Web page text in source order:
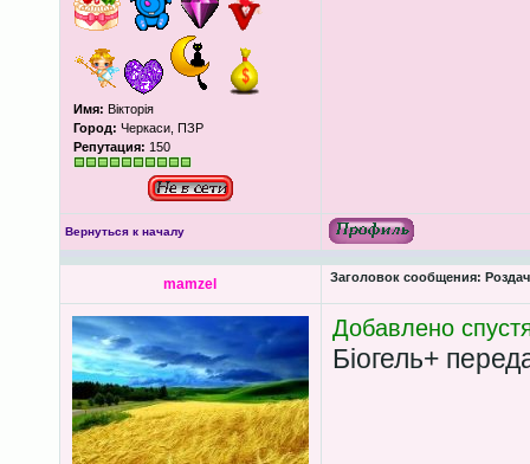
Имя: Вікторія
Город: Черкаси, ПЗР
Репутация: 150
Вернуться к началу
mamzel Заголовок сообщения:
Добавлено
Біогель+